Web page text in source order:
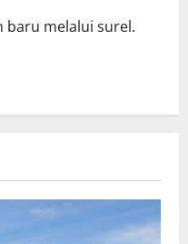
baru melalui surel.